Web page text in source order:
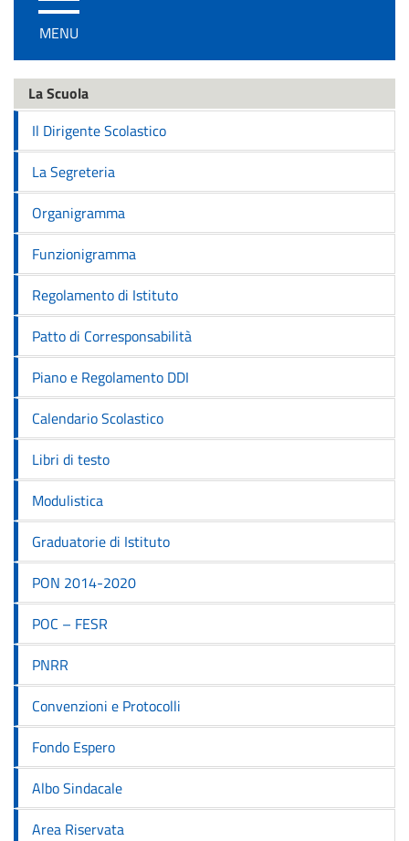
/
disattiva
navigazione
MENU
La Scuola
Il Dirigente Scolastico
La Segreteria
Organigramma
Funzionigramma
Regolamento di Istituto
Patto di Corresponsabilità
Piano e Regolamento DDI
Calendario Scolastico
Libri di testo
Modulistica
Graduatorie di Istituto
PON 2014-2020
POC – FESR
PNRR
Convenzioni e Protocolli
Fondo Espero
Albo Sindacale
Area Riservata